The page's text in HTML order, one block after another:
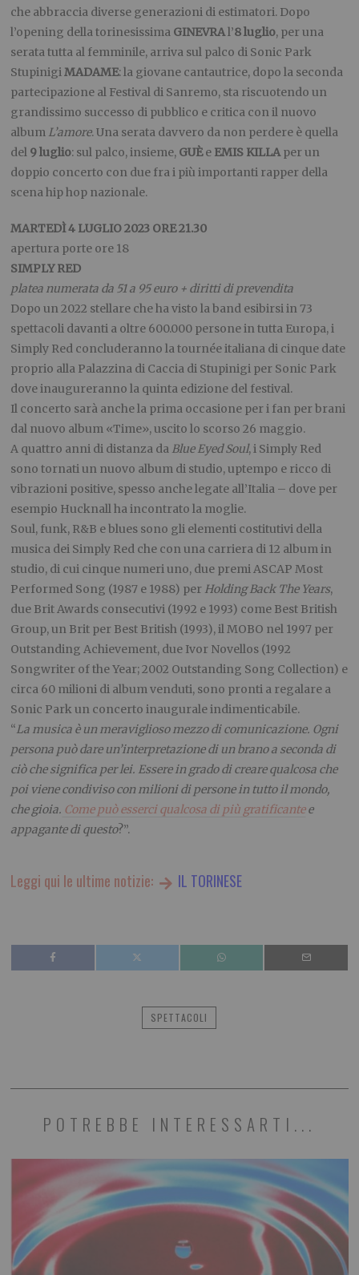
che abbraccia diverse generazioni di estimatori. Dopo
l’opening della torinesissima GINEVRAl’8 luglio, per una
serata tutta al femminile, arriva sul palco di Sonic Park
StupinigiMADAME: la giovane cantautrice, dopo la seconda
partecipazione al Festival di Sanremo, sta riscuotendo un
grandissimo successo di pubblico e critica con il nuovo
album L’amore. Una serata davvero da non perdere è quella
del 9 luglio: sul palco, insieme, GUÈe EMIS KILLAper un
doppio concerto con due fra i più importanti rapper della
scena hip hop nazionale.
MARTEDÌ 4 LUGLIO 2023 ORE 21.30
apertura porte ore 18
SIMPLY RED
platea numerata da 51 a 95 euro + diritti di prevendita
Dopo un 2022 stellare che ha visto la band esibirsi in 73
spettacoli davanti a oltre 600.000 persone in tutta Europa, i
Simply Red concluderanno la tournée italiana di cinque date
proprio alla Palazzina di Caccia di Stupinigi per Sonic Park
dove inaugureranno la quinta edizione del festival.
Il concerto sarà anche la prima occasione per i fan per brani
dal nuovo album «Time», uscito lo scorso 26 maggio.
A quattro anni di distanza da Blue Eyed Soul, i Simply Red
sono tornati un nuovo album di studio, uptempo e ricco di
vibrazioni positive, spesso anche legate all’Italia – dove per
esempio Hucknall ha incontrato la moglie.
Soul, funk, R&B e blues sono gli elementi costitutivi della
musica dei Simply Red che con una carriera di 12 album in
studio, di cui cinque numeri uno, due premi ASCAP Most
Performed Song (1987 e 1988) per Holding Back The Years,
due Brit Awards consecutivi (1992 e 1993) come Best British
Group, un Brit per Best British (1993), il MOBO nel 1997 per
Outstanding Achievement, due Ivor Novellos (1992
Songwriter of the Year; 2002 Outstanding Song Collection) e
circa 60 milioni di album venduti, sono pronti a regalare a
Sonic Park un concerto inaugurale indimenticabile.
“La musica è un meraviglioso mezzo di comunicazione. Ogni
persona può dare un’interpretazione di un brano a seconda di
ciò che significa per lei. Essere in grado di creare qualcosa che
poi viene condiviso con milioni di persone in tutto il mondo,
che gioia. Come può esserci qualcosa di più gratificantee
appagante di questo?”.
Leggi qui le ultime notizie: IL TORINESE
SPETTACOLI
POTREBBE INTERESSARTI...